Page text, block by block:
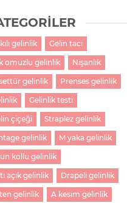
Tek Omuzlu
Tesettür
Transparan Omuzlu
V Yaka
gelinlik Gelin tacı
omuzlu gelinlik Nişanlık
gelinlik Prenses gelinlik
Gelinlik testi
çiçeği Straplez gelinlik
gelinlik M yaka gelinlik
kollu gelinlik
açık gelinlik Drapeli gelinlik
gelinlik A kesim gelinlik